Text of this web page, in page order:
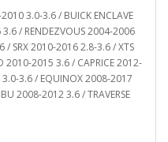
3.0-3.6 / BUICK ENCLAVE
/ RENDEZVOUS 2004-2006
/ SRX 2010-2016 2.8-3.6 / XTS
2010-2015 3.6 / CAPRICE 2012-
3.6 / EQUINOX 2008-2017
2008-2012 3.6 / TRAVERSE